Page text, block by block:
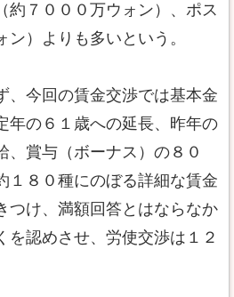
約７０００万ウォン）、ポス
）よりも多いという。
今回の賃金交渉では基本金
年の６１歳への延長、昨年の
、賞与（ボーナス）の８０
１８０種にのぼる詳細な賃金
つけ、満額回答とはならなか
を認めさせ、労使交渉は１２